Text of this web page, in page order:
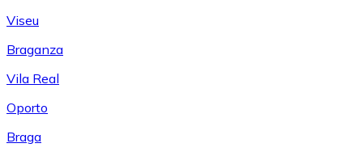
Viseu
Braganza
Vila Real
Oporto
Braga